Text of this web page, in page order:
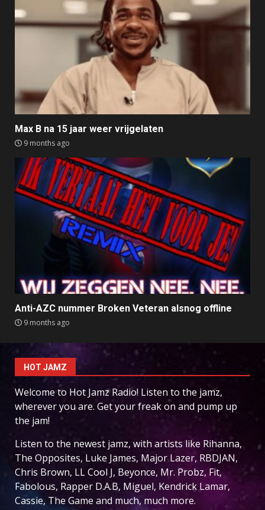
Max B na 15 jaar weer vrijgelaten
9 months ago
Anti-AZC nummer Broken Veteran alsnog offline
9 months ago
HOT JAMZ
Welcome to Hot Jamz Radio! Listen to the jamz,
wherever you are. Get your freak on and pump up
the jam!
Listen to the newest jamz, with artists like Rihanna,
The Opposites, Luke James, Major Lazer, RBDJAN,
Chris Brown, LL Cool J, Beyonce, Mr. Probz, Fit,
Fabolous, Rapper D.A.B, Miguel, Kendrick Lamar,
Cassie, The Game and much, much more.